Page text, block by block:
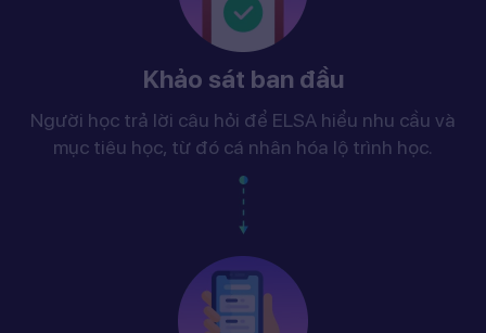
Khảo sát ban đầu
Người học trả lời câu hỏi để ELSA hiểu nhu cầu và
mục tiêu học, từ đó cá nhân hóa lộ trình học.